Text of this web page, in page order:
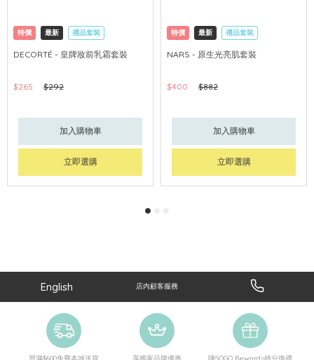
特價 最新 禮品套裝
網購店取 可中國內地配送
DECORTÉ - 皇牌妝前乳霜套裝
$265 $292
加入購物車
立即選購
特價 最新 禮品套裝
網購店取 可中國內地配送
NARS - 原生光亮肌套裝
$400 $882
加入購物車
立即選購
English 店內顧客服務
買滿$600免費本地送貨 享獨家品牌優惠
賺SOGO Rewards積分換禮